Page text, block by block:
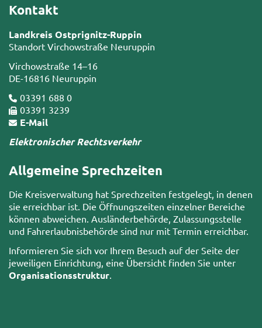
Kontakt
Landkreis Ostprignitz-Ruppin
Standort Virchowstraße Neuruppin
Virchowstraße 14–16
DE-16816 Neuruppin
03391 688 0
03391 3239
E-Mail
Elektronischer Rechtsverkehr
Allgemeine Sprechzeiten
Die Kreisverwaltung hat Sprechzeiten festgelegt, in denen
sie erreichbar ist. Die Öffnungszeiten einzelner Bereiche
können abweichen. Ausländerbehörde, Zulassungsstelle
und Fahrerlaubnisbehörde sind nur mit Termin erreichbar.
Informieren Sie sich vor Ihrem Besuch auf der Seite der
jeweiligen Einrichtung, eine Übersicht finden Sie unter
Organisationsstruktur.